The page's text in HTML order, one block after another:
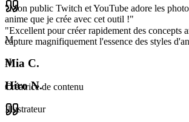
"Mon public Twitch et YouTube adore les
anime que je crée avec cet outil !"
M
Mia C.
Créatrice de contenu
"Excellent pour créer rapidement des concepts
capture magnifiquement l'essence des styles
H
Hiro N.
Illustrateur